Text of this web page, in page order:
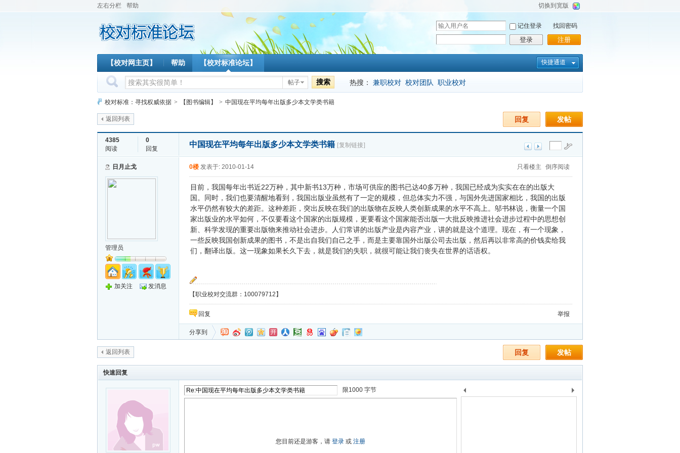
切换到宽版
左右分栏 帮助
用
户
名
记住登录
登录
找回密码
注册
快捷通道
【校对网主页】 帮助 【校对标准论坛】
帖子 搜索 热搜： 兼职校对 校对团队 职业校对
校对标准：寻找权威依据 > 【图书编辑】 > 中国现在平均每年出版多少本文学类书籍
发帖
回复
返回列表
4385
阅读
0
回复
中国现在平均每年出版多少本文学类书籍 [复制链接]
日月止戈
管理员
加关注 发消息
只看楼主 倒序阅读
0楼 发表于: 2010-01-14
目前，我国每年出书近22万种，其中新书13万种，市场可供应的图书已达40多万种，我国已经成为实实在在的出版大
国。同时，我们也要清醒地看到，我国出版业虽然有了一定的规模，但总体实力不强，与国外先进国家相比，我国的出版
水平仍然有较大的差距。这种差距，突出反映在我们的出版物在反映人类创新成果的水平不高上。邬书林说，衡量一个国
家出版业的水平如何，不仅要看这个国家的出版规模，更要看这个国家能否出版一大批反映推进社会进步过程中的思想创
新、科学发现的重要出版物来推动社会进步。人们常讲的出版产业是内容产业，讲的就是这个道理。现在，有一个现象，
一些反映我国创新成果的图书，不是出自我们自己之手，而是主要靠国外出版公司去出版，然后再以非常高的价钱卖给我
们，翻译出版。这一现象如果长久下去，就是我们的失职，就很可能让我们丧失在世界的话语权。
【职业校对交流群：100079712】
回复 举报
分享到
发帖
回复
返回列表
快速回复
限1000 字节
您目前还是游客，请 登录 或 注册
上
下